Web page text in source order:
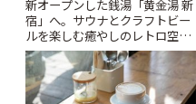
新オープンした銭湯「黄金湯 新
宿」へ。サウナとクラフトビー
ルを楽しむ癒やしのレトロ空間
| ことりっぷ